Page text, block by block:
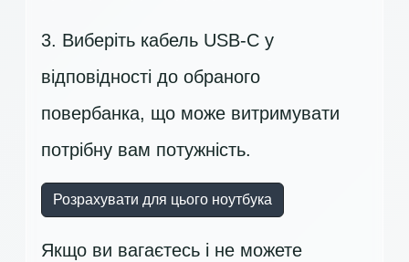
3. Виберіть кабель USB-C у
відповідності до обраного
повербанка, що може витримувати
потрібну вам потужність.
Розрахувати для цього ноутбука
Якщо ви вагаєтесь і не можете